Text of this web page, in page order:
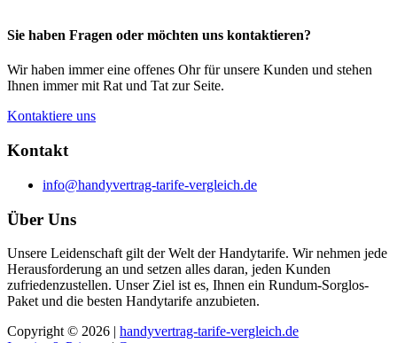
Sie haben Fragen oder möchten uns kontaktieren?
Wir haben immer eine offenes Ohr für unsere Kunden und stehen
Ihnen immer mit Rat und Tat zur Seite.
Kontaktiere uns
Kontakt
info@handyvertrag-tarife-vergleich.de
Über Uns
Unsere Leidenschaft gilt der Welt der Handytarife. Wir nehmen jede
Herausforderung an und setzen alles daran, jeden Kunden
zufriedenzustellen. Unser Ziel ist es, Ihnen ein Rundum-Sorglos-
Paket und die besten Handytarife anzubieten.
Copyright © 2026 | handyvertrag-tarife-vergleich.de